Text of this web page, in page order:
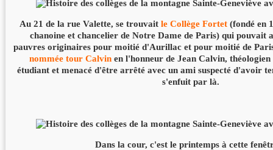
Au 21 de la rue Valette, se trouvait le Collège Fortet (fondé en
chanoine et chancelier de Notre Dame de Paris) qui pouvait
pauvres originaires pour moitié d'Aurillac et pour moitié de
nommée tour Calvin en l'honneur de Jean Calvin,
étudiant et menacé d'être arrêté avec un ami suspecté d'avoir
s'enfuit par là.
Dans la cour, c'est le printemps à cette